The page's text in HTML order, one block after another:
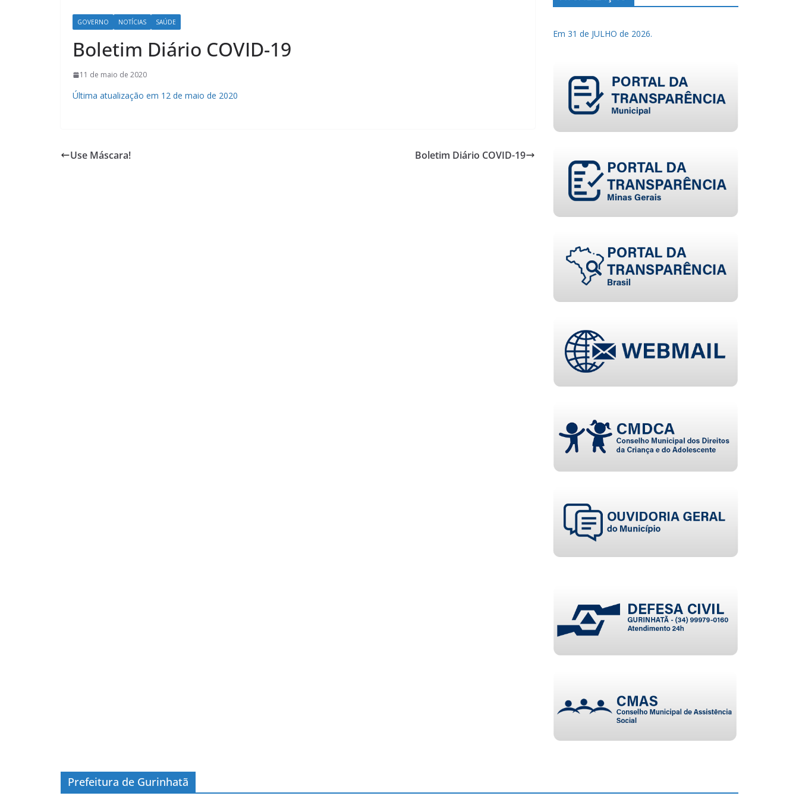
GOVERNO NOTÍCIAS SAÚDE
Boletim Diário COVID-19
11 de maio de 2020
Última atualização em 12 de maio de 2020
Use Máscara! Boletim Diário COVID-19
Em 31 de JULHO de 2026.
Prefeitura de Gurinhatã